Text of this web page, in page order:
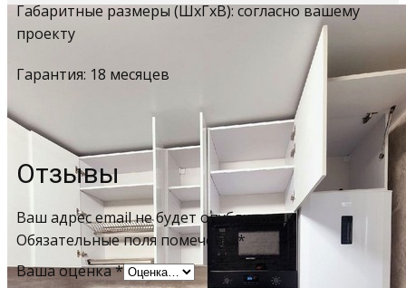
Габаритные размеры (ШхГхВ): согласно вашему
проекту
Гарантия: 18 месяцев
Отзывы
Ваш адрес email не будет опубликован.
Обязательные поля помечены *
Ваша оценка*